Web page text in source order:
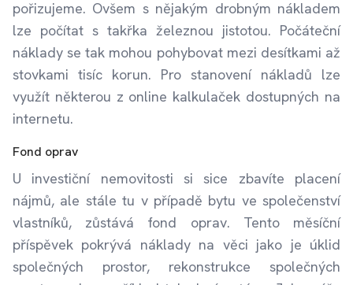
pořizujeme. Ovšem s nějakým drobným nákladem
lze počítat s takřka železnou jistotou. Počáteční
náklady se tak mohou pohybovat mezi desítkami až
stovkami tisíc korun. Pro stanovení nákladů lze
využít některou z online kalkulaček dostupných na
internetu.
Fond oprav
U investiční nemovitosti si sice zbavíte placení
nájmů, ale stále tu v případě bytu ve společenství
vlastníků, zůstává fond oprav. Tento měsíční
příspěvek pokrývá náklady na věci jako je úklid
společných prostor, rekonstrukce společných